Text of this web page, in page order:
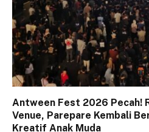
Antween Fest 2026 Pecah!
Venue, Parepare Kembali
Kreatif Anak Muda